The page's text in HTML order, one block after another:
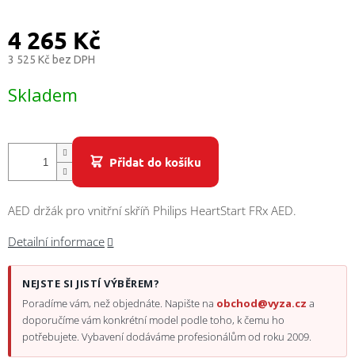
Přihlášení
4 265 Kč
3 525 Kč bez DPH
cena:
Skladem
Přidat do košíku
AED držák pro vnitřní skříň Philips HeartStart FRx AED.
Detailní informace
NEJSTE SI JISTÍ VÝBĚREM?
Poradíme vám, než objednáte. Napište na obchod@vyza.cz a
doporučíme vám konkrétní model podle toho, k čemu ho
potřebujete. Vybavení dodáváme profesionálům od roku 2009.